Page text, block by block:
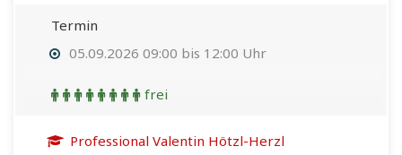
Termin
05.09.2026 09:00 bis 12:00 Uhr
frei
Professional Valentin Hötzl-Herzl